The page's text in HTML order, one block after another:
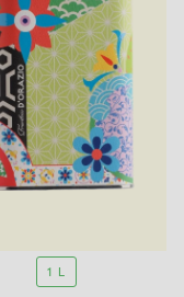
1 L